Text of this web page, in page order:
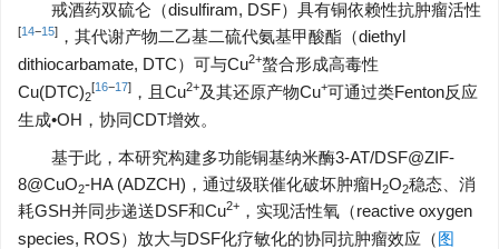
戒酒药双硫仑（disulfiram, DSF）具有铜依赖性抗肿瘤活性
[14−15] ，其代谢产物二乙基二硫代氨基甲酸酯（diethyl
dithiocarbamate, DTC）可与Cu2+螯合形成高毒性
Cu(DTC)2
[16−17] ，且Cu2+及其还原产物Cu+可通过类Fenton反应
生成•OH，协同CDT增效。
基于此，本研究构建多功能铜基纳米酶3-AT/DSF@ZIF-
8@CuO2-HA (ADZCH)，通过级联催化破坏肿瘤H2O2稳态、消
耗GSH并同步递送DSF和Cu2+ ，实现活性氧（reactive oxygen
species, ROS）放大与DSF化疗敏化的协同抗肿瘤效应（图